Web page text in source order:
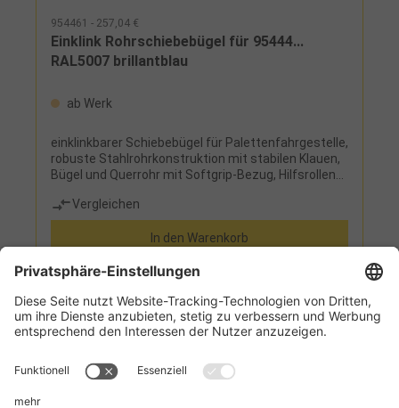
954461 - 257,04 €
Einklink Rohrschiebebügel für 95444...
RAL5007 brillantblau
ab Werk
einklinkbarer Schiebebügel für Palettenfahrgestelle,
robuste Stahlrohrkonstruktion mit stabilen Klauen,
Bügel und Querrohr mit Softgrip-Bezug, Hilfsrollen
Vergleichen
In den Warenkorb
Informationen